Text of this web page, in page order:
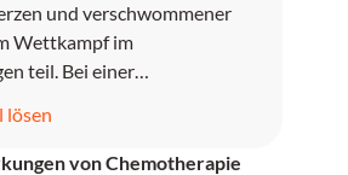
und verschwommener
Wettkampf im
teil. Bei einer
Routineuntersuchung wird
sie außerdem Fieber hat.
lösen
von Chemotherapie